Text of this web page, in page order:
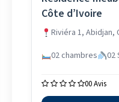
Côte d’Ivoire
Riviéra 1, Abidjan,
02 chambres
02
00 Avis